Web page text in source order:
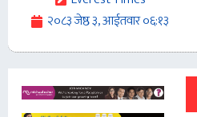
२०८३ जेष्ठ ३, आईतवार ०६:१३